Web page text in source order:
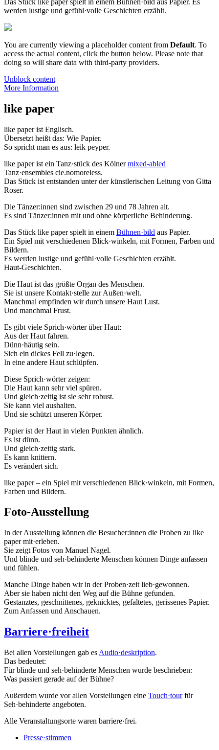
werden lustige und gefühl·volle Geschichten erzählt.
You are currently viewing a placeholder content from Default. To
access the actual content, click the button below. Please note that
doing so will share data with third-party providers.
Unblock content
More Information
like paper
like paper ist Englisch.
Übersetzt heißt das: Wie Papier.
So spricht man es aus: leik peyper.
like paper ist ein Tanz·stück des Kölnermixed-abled
Tanz·ensembles cie.nomoreless.
Das Stück ist entstanden unter der künstlerischen Leitung von Gitta
Roser.
Die Tänzer:innen sind zwischen 29 und 78 Jahren alt.
Es sind Tänzer:innen mit und ohne körperliche Behinderung.
Das Stück like paper spielt in einem Bühnen·bild aus Papier.
Ein Spiel mit verschiedenen Blick·winkeln, mit Formen, Farben und
Bildern.
Es werden lustige und gefühl·volle Geschichten erzählt.
Haut-Geschichten.
Die Haut ist das größte Organ des Menschen.
Sie ist unsere Kontakt·stelle zur Außen·welt.
Manchmal empfinden wir durch unsere Haut Lust.
Und manchmal Frust.
Es gibt viele Sprich·wörter über Haut:
Aus der Haut fahren.
Dünn·häutig sein.
Sich ein dickes Fell zu·legen.
In eine andere Haut schlüpfen.
Diese Sprich·wörter zeigen:
Die Haut kann sehr viel spüren.
Und gleich·zeitig ist sie sehr robust.
Sie kann viel aushalten.
Und sie schützt unseren Körper.
Papier ist der Haut in vielen Punkten ähnlich.
Es ist dünn.
Und gleich·zeitig stark.
Es kann knittern.
Es verändert sich.
like paper – ein Spiel mit verschiedenen Blick·winkeln, mit Formen,
Farben und Bildern.
Foto-Ausstellung
In der Ausstellung können die Besucher:innen die Proben zu like
paper mit·erleben.
Sie zeigt Fotos von Manuel Nagel.
Und blinde und seh·behinderte Menschen können Dinge anfassen
und fühlen.
Manche Dinge haben wir in der Proben·zeit lieb·gewonnen.
Aber sie haben nicht den Weg auf die Bühne gefunden.
Gestanztes, geschnittenes, geknicktes, gefaltetes, gerissenes Papier.
Zum Anfassen und Anschauen.
Barriere·freiheit
Bei allen Vorstellungen gab es Audio·deskription.
Das bedeutet:
Für blinde und seh·behinderte Menschen wurde beschrieben:
Was passiert gerade auf der Bühne?
Außerdem wurde vor allen Vorstellungen eine Touch·tourfür
Seh·behinderte angeboten.
Alle Veranstaltungsorte waren barriere·frei.
Presse·stimmen